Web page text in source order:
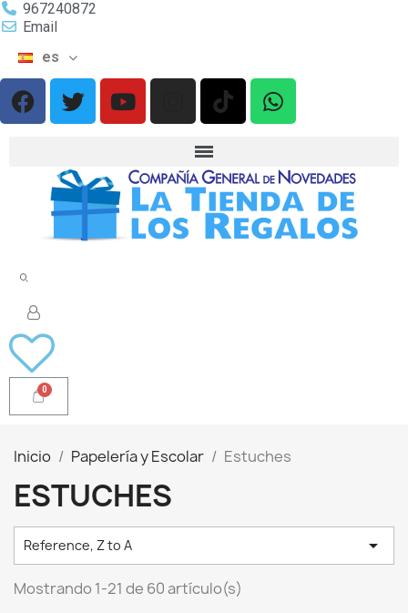
967240872
Email
es
Inicio Papelería y Escolar Estuches
ESTUCHES
Reference, Z to A 
Mostrando 1-21 de 60 artículo(s)